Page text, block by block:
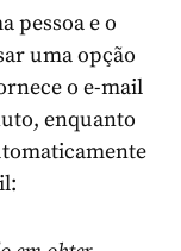
pessoa e o
uma opção
o e-mail
enquanto